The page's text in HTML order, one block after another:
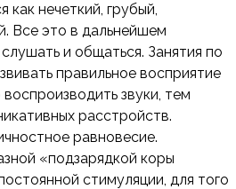
как нечеткий, грубый,
Все это в дальнейшем
и общаться. Занятия по
правильное восприятие
звуки, тем
расстройств.
равновесие.
«подзарядкой коры
стимуляции, для того